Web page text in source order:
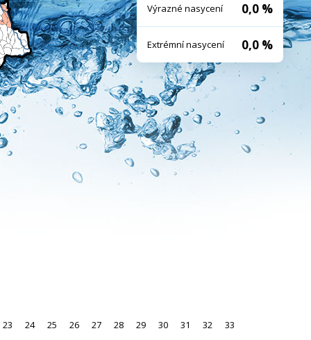
23 24 25 26 27 28 29 30 31 32
33
Výrazné nasycení 0,0 %
Extrémní nasycení 0,0 %